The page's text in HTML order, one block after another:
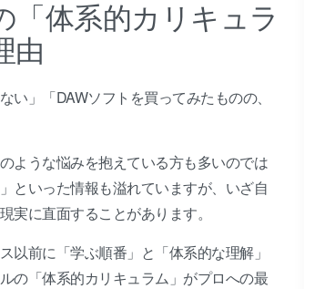
体系的カリキュラ
由
」「DAWソフトを買ってみたものの、
ような悩みを抱えている方も多いのでは
といった情報も溢れていますが、いざ自
に直面することがあります。
前に「学ぶ順番」と「体系的な理解」
の「体系的カリキュラム」がプロへの最